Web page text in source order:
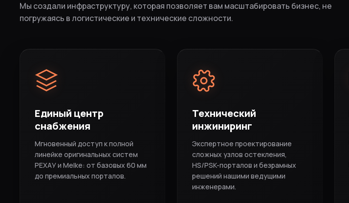
Мы создали инфраструктуру, которая позволяет вам масштабировать бизнес, не
погружаясь в логистические и технические сложности.
Единый центр
снабжения
Мгновенный доступ к полной
линейке оригинальных систем
РЕХАУ и Melke: от базовых 60 мм
до премиальных порталов.
Технический
инжиниринг
Экспертное проектирование
сложных узлов остекления,
HS/PSK-порталов и безрамных
решений нашими ведущими
инженерами.